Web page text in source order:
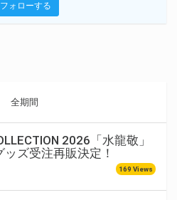
フォローする
全期間
2026「水龍敬」
ズ受注再販決定！
169 Views